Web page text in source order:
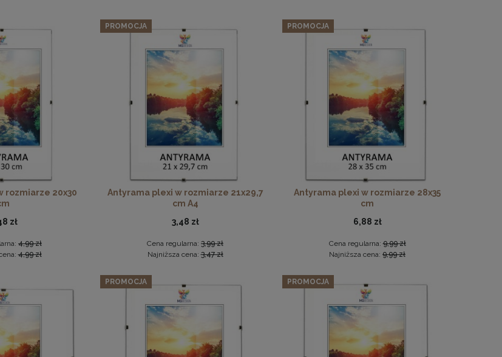
Płyta HDF w rozmiarze 50x50 cm
74,09 zł
3 szt. antyram w rozmiarze 48 x 68 cm
rozmiarze 20x30
zł
4,99 zł
4,99 zł
Antyrama plexi w rozmiarze 21x29,7
cm A4
3,48 zł
Cena regularna: 3,99 zł
Najniższa cena:3,47 zł
PROMOCJA
Antyrama plexi w rozmiarze 28x35
cm
6,88 zł
Cena regularna:9,99 zł
Najniższa cena: 9,99 zł
PROMOCJA
PROMOCJA PROMOCJA